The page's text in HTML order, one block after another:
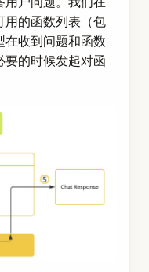
用的函数列表（包
在收到问题和函数
要的时候发起对函